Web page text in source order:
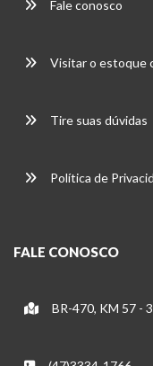
Fale conosco
Visitar o estoque
Tire suas dúvidas
Política de
FALE CONOSCO
BR-470, KM 57 -